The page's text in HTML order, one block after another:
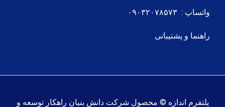
واتساپ : ۰۹۰۳۲۰۷۸۵۷۳
راهنما و پشتیبانی
پلتفرم اندازه © محصول شرکت دانش بنیان راهکار توسعه و